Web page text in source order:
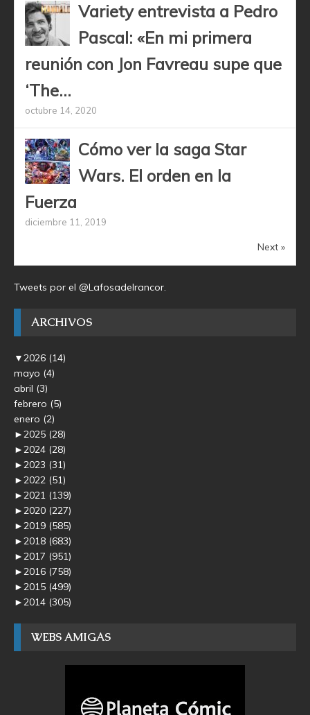
Variety entrevista a Pedro
Pascal: «En mi primera
reunión con Jon Favreau supe que
‘The...
octubre 14, 2020
Cómo ver la saga Star
Wars. El orden en la
Fuerza
diciembre 11, 2019
Next »
Tweets por el @Lafosadelrancor.
ARCHIVOS
▼2026 (14)
mayo (4)
abril (3)
febrero (5)
enero (2)
►2025 (28)
►2024 (28)
►2023 (31)
►2022 (51)
►2021 (139)
►2020 (227)
►2019 (585)
►2018 (683)
►2017 (951)
►2016 (758)
►2015 (499)
►2014 (305)
WEBS AMIGAS